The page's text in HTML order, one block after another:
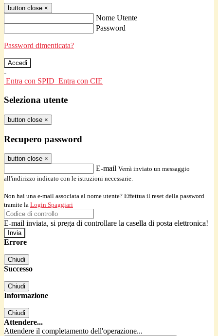
button close ×
Nome Utente
Password
Password dimenticata?
-
Entra con SPID Entra con CIE
Seleziona utente
button close ×
Recupero password
button close ×
E-mail Verrà inviato un messaggio
all'indirizzo indicato con le istruzioni necessarie.
Non hai una e-mail associata al nome utente? Effettua il reset della password
tramite la Login Spaggiari
E-mail inviata, si prega di controllare la casella di posta elettronica!
Errore
Chiudi
Successo
Chiudi
Informazione
Chiudi
Attendere...
Attendere il completamento dell'operazione...